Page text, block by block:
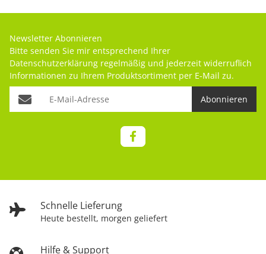
Schnelle Lieferung
Heute bestellt, morgen geliefert
Hilfe & Support
Newsletter Abonnieren
Bitte senden Sie mir entsprechend Ihrer
Datenschutzerklärung regelmäßig und jederzeit widerruflich
Informationen zu Ihrem Produktsortiment per E-Mail zu.
Abonnieren